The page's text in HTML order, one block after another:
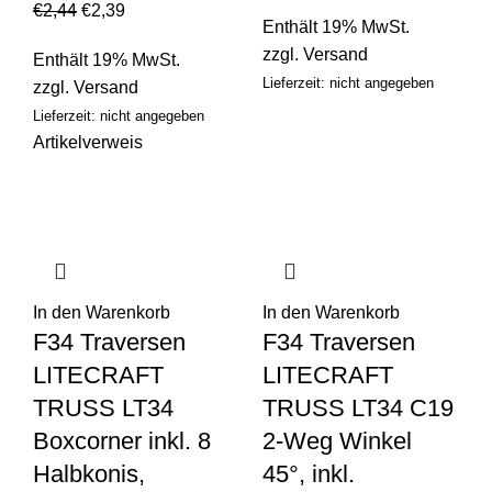
€2,44 €2,39
Enthält 19% MwSt.
zzgl. Versand
Lieferzeit: nicht angegeben
Enthält 19% MwSt.
zzgl. Versand
Lieferzeit: nicht angegeben
Artikelverweis
In den Warenkorb
F34 Traversen
LITECRAFT
TRUSS LT34
Boxcorner inkl. 8
Halbkonis,
In den Warenkorb
F34 Traversen
LITECRAFT
TRUSS LT34 C19
2-Weg Winkel
45°, inkl.